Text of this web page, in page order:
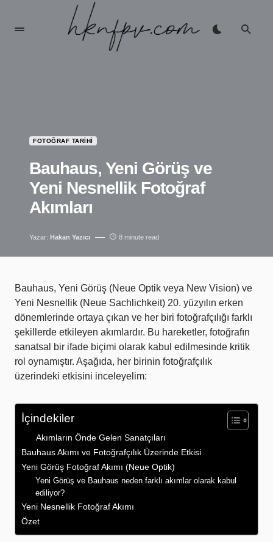
FOTOĞRAF TARIHI
Bauhaus, Yeni Görüş ve
Yeni Nesnellik Fotoğraf
Akımları
Yazar: Hakan Yazıcı 8 minute read
Bauhaus, Yeni Görüş (Neue Optik veya New Vision) ve
Yeni Nesnellik (Neue Sachlichkeit) 20. yüzyılın erken
dönemlerinde ortaya çıkan ve her biri fotoğrafçılığı farklı
şekillerde etkileyen akımlardır. Bu hareketler, fotoğrafın
sanatsal bir ifade biçimi olarak kabul edilmesinde kritik
rol oynamıştır. Aşağıda, her birinin fotoğrafçılık
üzerindeki etkisini inceleyelim:
İçindekiler
Akımların Önde Gelen Sanatçıları
Bauhaus Akımı ve Fotoğrafçılık Üzerinde Etkisi
Yeni Görüş Fotoğraf Akımı (Neue Optik)
Yeni Görüş ve Bauhaus neden farklı akımlar olarak kabul
ediliyor?
Yeni Nesnellik Fotoğraf Akımı
Özet